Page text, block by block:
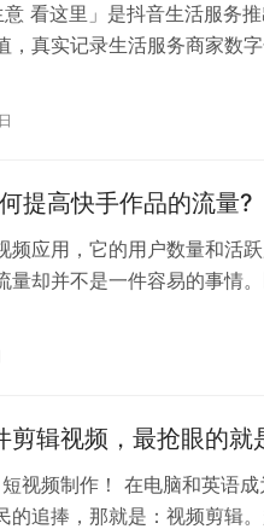
看这里」是抖音生活服务
，真实记录生活服务商家数
省游、出境游……今年，大众
提高快手作品的流量?
频应用，它的用户数量和活
量却并不是一件容易的事情
注意制作质量，包括剪辑、
兴趣，创造出更多引人入胜
剪辑视频，最抢眼的就
视频制作！ 在电脑和英语
的追捧，那就是：视频剪辑